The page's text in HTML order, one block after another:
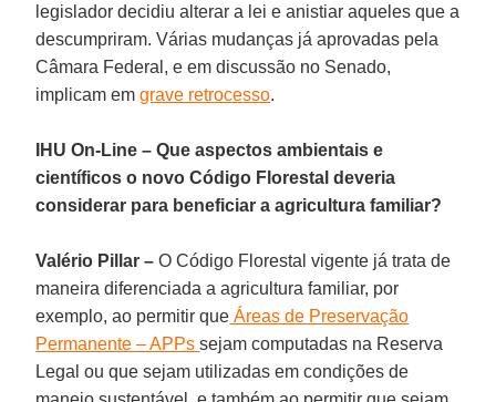
legislador decidiu alterar a lei e anistiar aqueles que a
descumpriram. Várias mudanças já aprovadas pela
Câmara Federal, e em discussão no Senado,
implicam emgrave retrocesso.
IHU On-Line – Que aspectos ambientais e
científicos o novo Código Florestal deveria
considerar para beneficiar a agricultura familiar?
Valério Pillar – O Código Florestal vigente já trata de
maneira diferenciada a agricultura familiar, por
exemplo, ao permitir que Áreas de Preservação
Permanente – APPssejam computadas na Reserva
Legal ou que sejam utilizadas em condições de